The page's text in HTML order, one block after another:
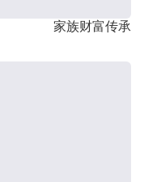
家族财富传承